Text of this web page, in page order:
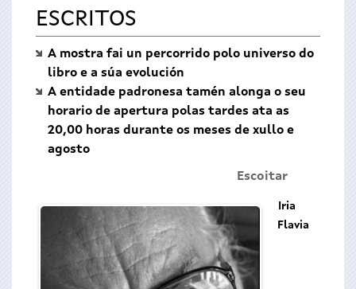
ESCRITOS
A mostra fai un percorrido polo universo do
libro e a súa evolución
A entidade padronesa tamén alonga o seu
horario de apertura polas tardes ata as
20,00 horas durante os meses de xullo e
agosto
Escoitar
Iria
Flavia